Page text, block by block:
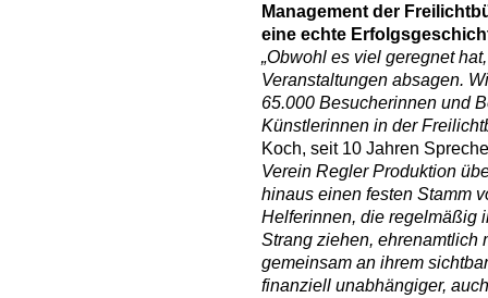
Management der
eine echte
„Obwohl es viel geregnet
Veranstaltungen absagen.
65.000 Besucherinnen und
Künstlerinnen in der
Koch, seit 10 Jahren
Verein Regler Produktion
hinaus einen festen Stamm
Helferinnen, die regelmäßig
Strang ziehen, ehrenamtlich
gemeinsam an ihrem
finanziell unabhängiger,